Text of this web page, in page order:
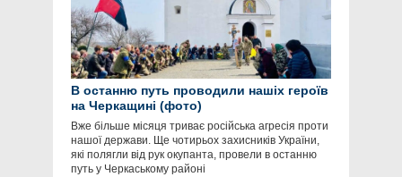
В останню путь проводили нашіх героїв
на Черкащині (фото)
Вже більше місяця триває російська агресія проти
нашої держави. Ще чотирьох захисників України,
які полягли від рук окупанта, провели в останню
путь у Черкаському районі